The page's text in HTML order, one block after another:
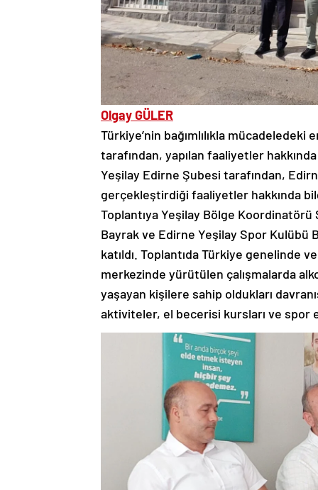
Olgay GÜLER
Türkiye’nin bağımlılıkla mücadeledeki
tarafından, yapılan faaliyetler
Yeşilay Edirne Şubesi tarafından,
gerçekleştirdiği faaliyetler hakkında
Toplantıya Yeşilay Bölge
Bayrak ve Edirne Yeşilay Spor Kulübü
katıldı. Toplantıda Türkiye genelinde
merkezinde yürütülen çalışmalarda
yaşayan kişilere sahip oldukları
aktiviteler, el becerisi kursları ve